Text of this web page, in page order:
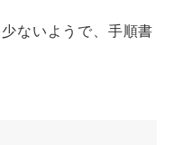
ないようで、手順書